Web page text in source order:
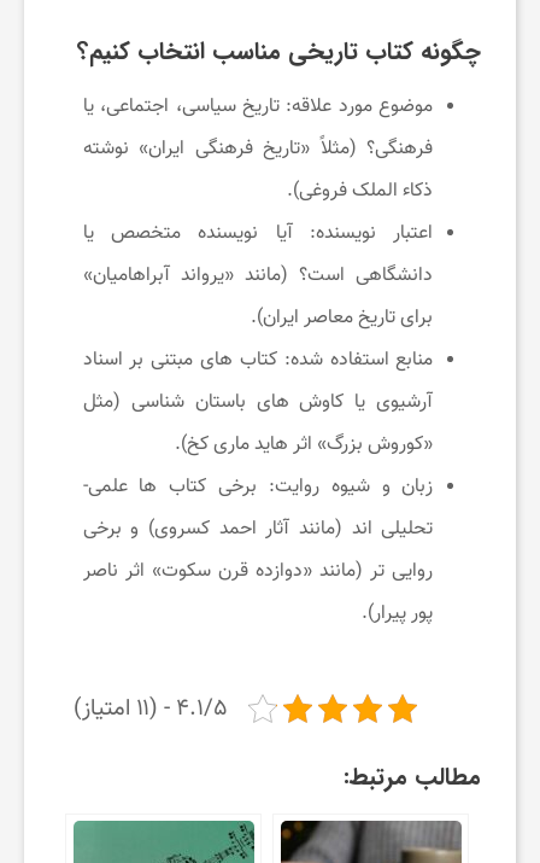
چگونه کتاب تاریخی مناسب انتخاب کنیم؟
موضوع مورد علاقه: تاریخ سیاسی، اجتماعی، یا
فرهنگی؟ (مثلاً «تاریخ فرهنگی ایران» نوشته
ذکاء الملک فروغی).
اعتبار نویسنده: آیا نویسنده متخصص یا
دانشگاهی است؟ (مانند «یرواند آبراهامیان»
برای تاریخ معاصر ایران).
منابع استفاده شده: کتاب های مبتنی بر اسناد
آرشیوی یا کاوش های باستان شناسی (مثل
«کوروش بزرگ» اثر هاید ماری کخ).
زبان و شیوه روایت: برخی کتاب ها علمی-
تحلیلی اند (مانند آثار احمد کسروی) و برخی
روایی تر (مانند «دوازده قرن سکوت» اثر ناصر
پور پیرار).
۴.۱/۵ - (۱۱ امتیاز)
مطالب مرتبط: